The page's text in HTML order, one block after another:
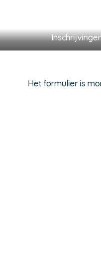
Het formulier is